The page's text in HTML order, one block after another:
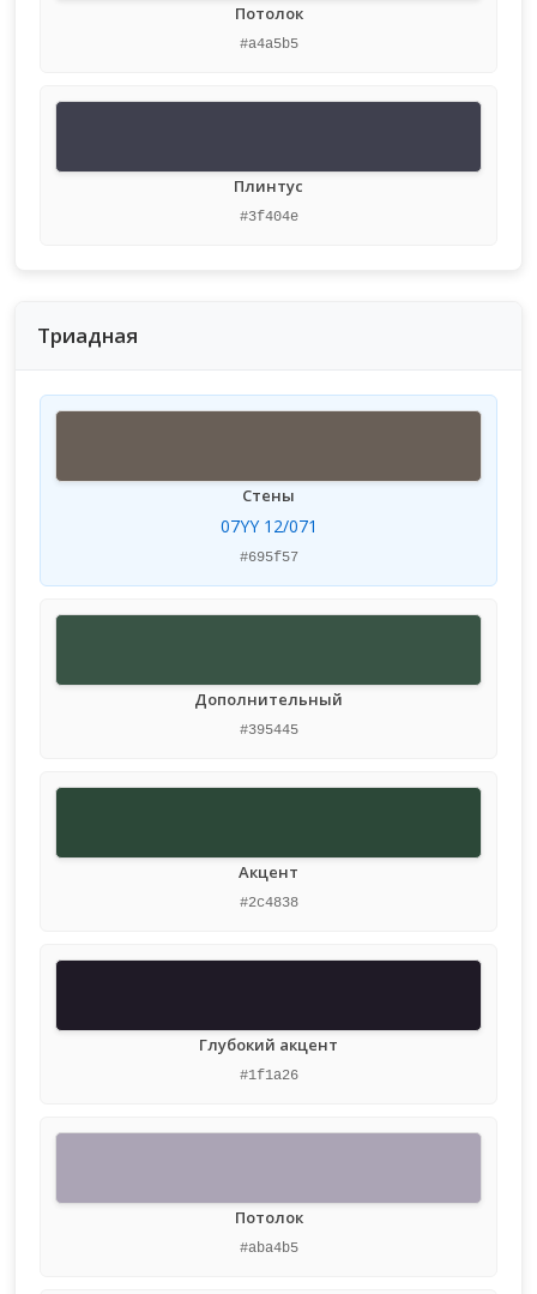
Потолок
#a4a5b5
Плинтус
#3f404e
Триадная
Стены
07YY 12/071
#695f57
Дополнительный
#395445
Акцент
#2c4838
Глубокий акцент
#1f1a26
Потолок
#aba4b5